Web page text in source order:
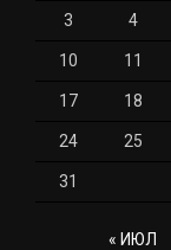
« ИЮЛ
3 4
10 11
17 18
24 25
31